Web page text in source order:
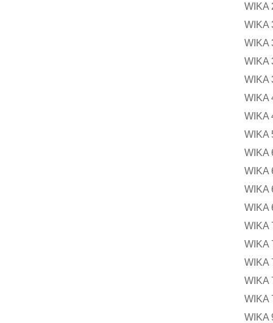
WIKA
WIKA
WIKA
WIKA
WIKA
WIKA
WIKA
WIKA
WIKA
WIKA
WIKA
WIKA
WIKA
WIKA
WIKA
WIKA
WIKA
WIKA